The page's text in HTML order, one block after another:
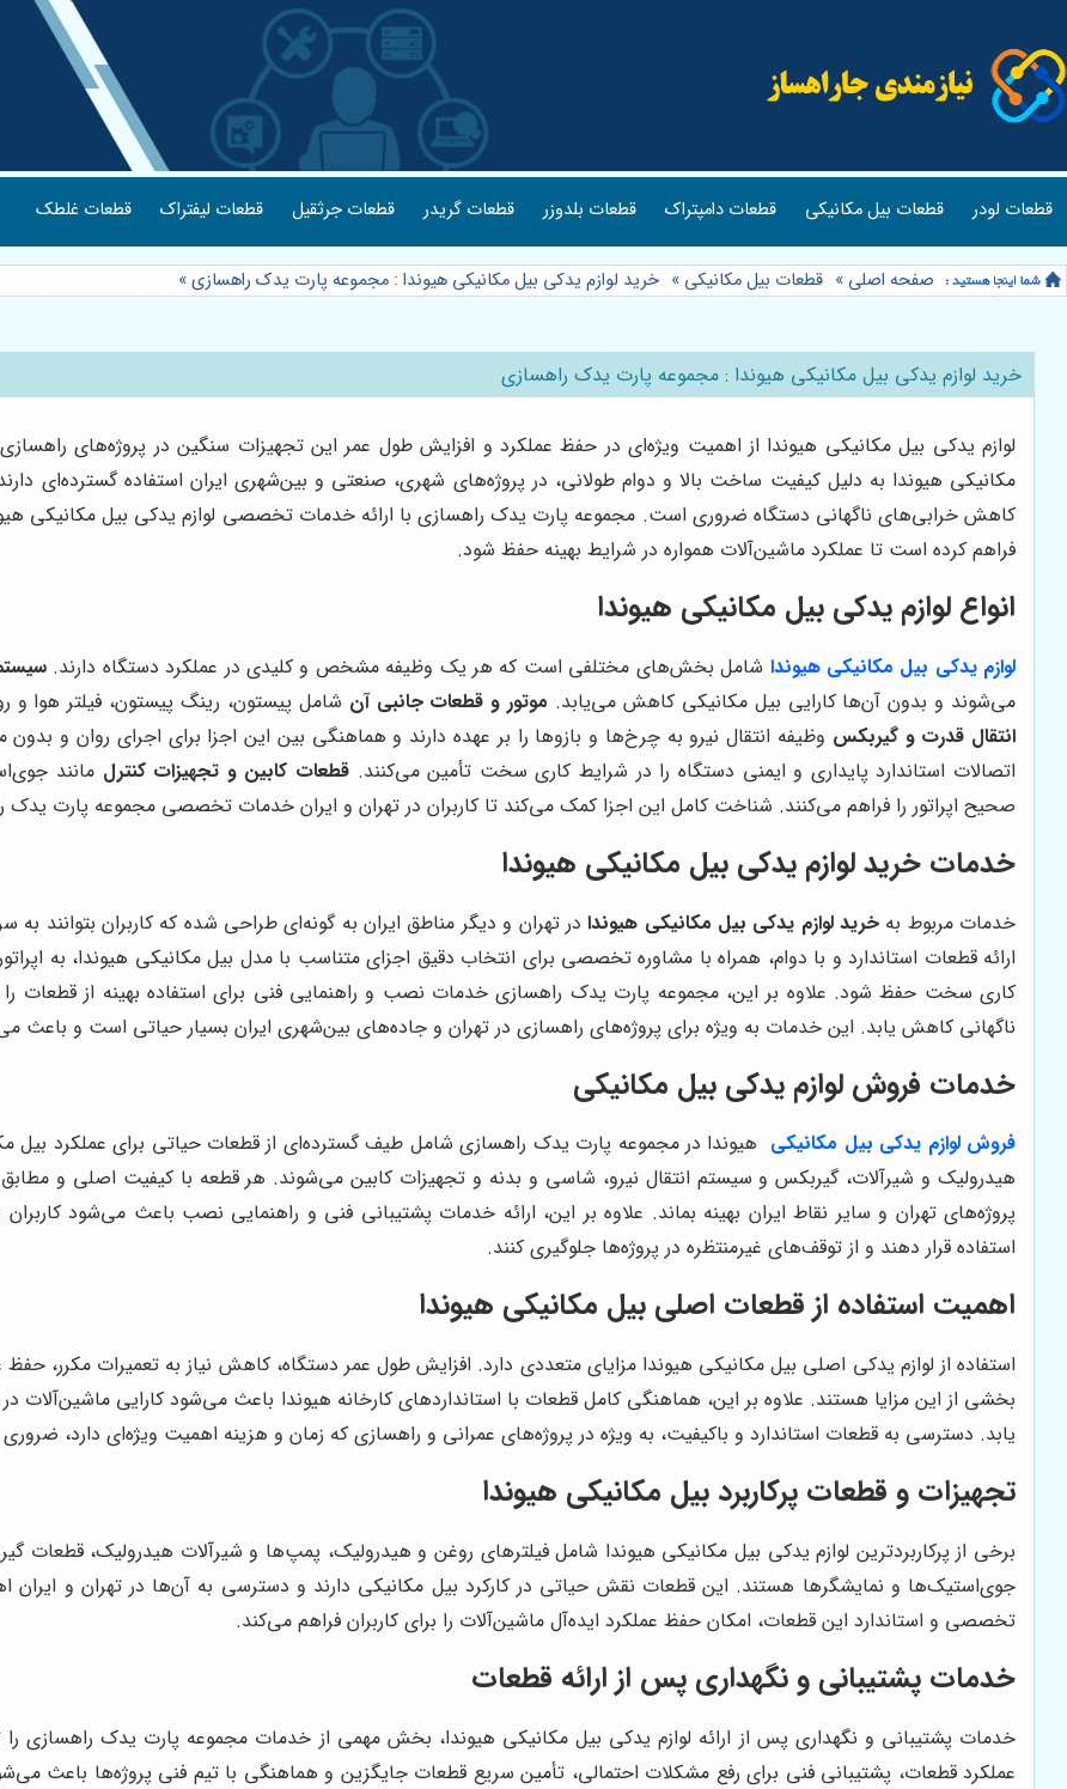
قطعات لودر قطعات بیل مکانیکی قطعات دامپتراک قطعات بلدوزر قطعات گریدر قطعات جرثقیل قطعات لیفتراک قطعات غلطک
صفحه اصلی » قطعات بیل مکانیکی » خرید لوازم یدکی بیل مکانیکی هیوندا : مجموعه پارت یدک راهسازی»
خرید لوازم یدکی بیل مکانیکی هیوندا : مجموعه پارت یدک راهسازی
لوازم یدکی بیل مکانیکی هیوندا از اهمیت ویژه‌ای در حفظ عملکرد و افزایش طول عمر این تجهیزات سنگین در پروژه‌های
مکانیکی هیوندا به دلیل کیفیت ساخت بالا و دوام طولانی، در پروژه‌های شهری، صنعتی و بین‌شهری ایران استفاده گسترده‌ای
کاهش خرابی‌های ناگهانی دستگاه ضروری است. مجموعه پارت یدک راهسازی با ارائه خدمات تخصصی لوازم یدکی بیل مکانیکی
فراهم کرده است تا عملکرد ماشین‌آلات همواره در شرایط بهینه حفظ شود.
انواع لوازم یدکی بیل مکانیکی هیوندا
لوازم یدکی بیل مکانیکی هیوندا شامل بخش‌های مختلفی است که هر یک وظیفه مشخص و کلیدی در عملکرد دستگاه دارند.
می‌شوند و بدون آن‌ها کارایی بیل مکانیکی کاهش می‌یابد. موتور و قطعات جانبی آن شامل پیستون، رینگ پیستون، فیلتر هوا و
انتقال قدرت و گیربکس وظیفه انتقال نیرو به چرخ‌ها و بازوها را بر عهده دارند و هماهنگی بین این اجزا برای اجرای روان و
اتصالات استاندارد پایداری و ایمنی دستگاه را در شرایط کاری سخت تأمین می‌کنند. قطعات کابین و تجهیزات کنترل مانند
صحیح اپراتور را فراهم می‌کنند. شناخت کامل این اجزا کمک می‌کند تا کاربران در تهران و ایران خدمات تخصصی مجموعه پارت یدک
خدمات خرید لوازم یدکی بیل مکانیکی هیوندا
خدمات مربوط به خرید لوازم یدکی بیل مکانیکی هیوندادر تهران و دیگر مناطق ایران به گونه‌ای طراحی شده که کاربران بتوانند
ارائه قطعات استاندارد و با دوام، همراه با مشاوره تخصصی برای انتخاب دقیق اجزای متناسب با مدل بیل مکانیکی هیوندا، به
کاری سخت حفظ شود. علاوه بر این، مجموعه پارت یدک راهسازی خدمات نصب و راهنمایی فنی برای استفاده بهینه از قطعات را
ناگهانی کاهش یابد. این خدمات به ویژه برای پروژه‌های راهسازی در تهران و جاده‌های بین‌شهری ایران بسیار حیاتی است و باعث
خدمات فروش لوازم یدکی بیل مکانیکی
فروشلوازم یدکی بیل مکانیکی هیوندا در مجموعه پارت یدک راهسازی شامل طیف گسترده‌ای از قطعات حیاتی برای عملکرد
هیدرولیک و شیرآلات، گیربکس و سیستم انتقال نیرو، شاسی و بدنه و تجهیزات کابین می‌شوند. هر قطعه با کیفیت اصلی و مطابق
پروژه‌های تهران و سایر نقاط ایران بهینه بماند. علاوه بر این، ارائه خدمات پشتیبانی فنی و راهنمایی نصب باعث می‌شود کاربران
استفاده قرار دهند و از توقف‌های غیرمنتظره در پروژه‌ها جلوگیری کنند.
اهمیت استفاده از قطعات اصلی بیل مکانیکی هیوندا
استفاده از لوازم یدکی اصلی بیل مکانیکی هیوندا مزایای متعددی دارد. افزایش طول عمر دستگاه، کاهش نیاز به تعمیرات مکرر، حفظ
بخشی از این مزایا هستند. علاوه بر این، هماهنگی کامل قطعات با استانداردهای کارخانه هیوندا باعث می‌شود کارایی
یابد. دسترسی به قطعات استاندارد و باکیفیت، به ویژه در پروژه‌های عمرانی و راهسازی که زمان و هزینه اهمیت ویژه‌ای دارد،
تجهیزات و قطعات پرکاربرد بیل مکانیکی هیوندا
برخی از پرکاربردترین لوازم یدکی بیل مکانیکی هیوندا شامل فیلترهای روغن و هیدرولیک، پمپ‌ها و شیرآلات هیدرولیک،
جوی‌استیک‌ها و نمایشگرها هستند. این قطعات نقش حیاتی در کارکرد بیل مکانیکی دارند و دسترسی به آن‌ها در تهران و ایران
تخصصی و استاندارد این قطعات، امکان حفظ عملکرد ایده‌آل ماشین‌آلات را برای کاربران فراهم می‌کند.
خدمات پشتیبانی و نگهداری پس از ارائه قطعات
خدمات پشتیبانی و نگهداری پس از ارائه لوازم یدکی بیل مکانیکی هیوندا، بخش مهمی از خدمات مجموعه پارت یدک راهسازی
عملکرد قطعات، پشتیبانی فنی برای رفع مشکلات احتمالی، تأمین سریع قطعات جایگزین و هماهنگی با تیم فنی پروژه‌ها باعث